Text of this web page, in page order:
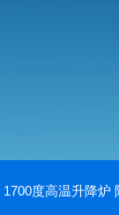
1700度高温升降炉